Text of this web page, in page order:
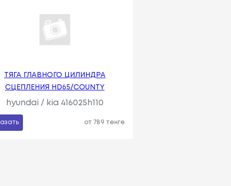
ТЯГА ГЛАВНОГО ЦИЛИНДРА
СЦЕПЛЕНИЯ HD65/COUNTY
hyundai / kia 416025h110
от 789 тенге